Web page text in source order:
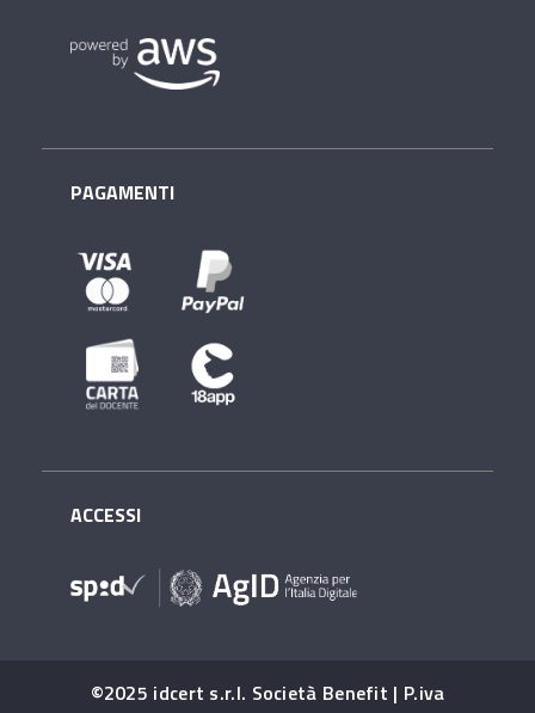
PAGAMENTI
ACCESSI
©2025 idcert s.r.l. Società Benefit | P.iva